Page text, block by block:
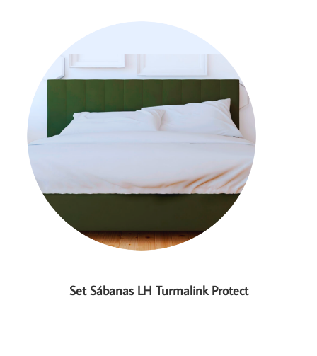
Set Sábanas LH Turmalink Protect